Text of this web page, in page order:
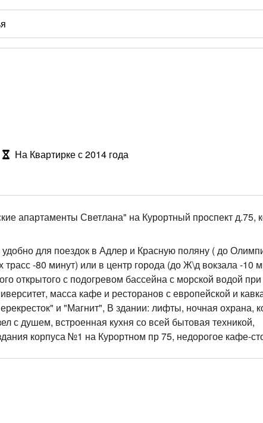
На Квартирке с 2014 года
апартаменты Светлана" на Курортный проспект д.75,
для поездок в Адлер и Красную поляну ( до
-80 минут) или в центр города (до Ж\д вокзала -10
открытого с подогревом бассейна с морской водой
масса кафе и ресторанов с европейской и
и "Магнит", В здании: лифты, ночная охрана,
с душем, встроенная кухня со всей бытовая техникой,
корпуса №1 на Курортном пр 75, недорогое кафе-